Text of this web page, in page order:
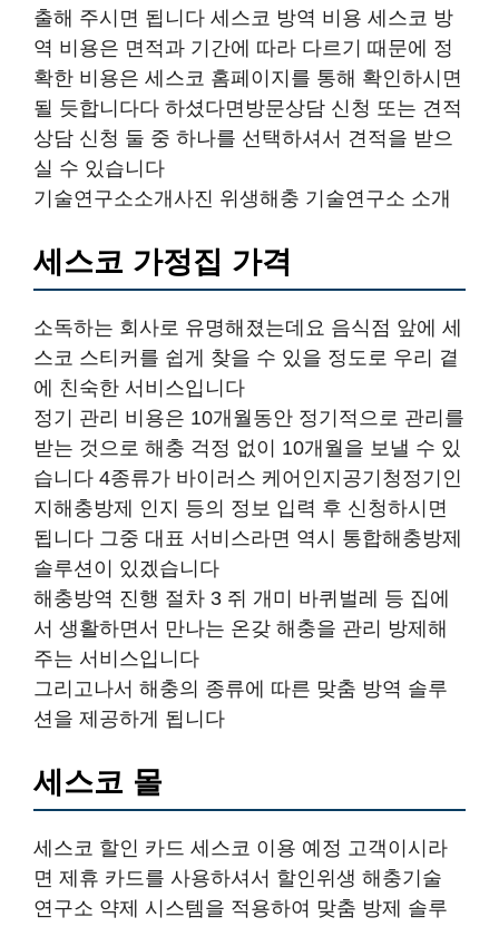
출해 주시면 됩니다 세스코 방역 비용 세스코 방
역 비용은 면적과 기간에 따라 다르기 때문에 정
확한 비용은 세스코 홈페이지를 통해 확인하시면
될 듯합니다다 하셨다면방문상담 신청 또는 견적
상담 신청 둘 중 하나를 선택하셔서 견적을 받으
실 수 있습니다
기술연구소소개사진 위생해충 기술연구소 소개
세스코 가정집 가격
소독하는 회사로 유명해졌는데요 음식점 앞에 세
스코 스티커를 쉽게 찾을 수 있을 정도로 우리 곁
에 친숙한 서비스입니다
정기 관리 비용은 10개월동안 정기적으로 관리를
받는 것으로 해충 걱정 없이 10개월을 보낼 수 있
습니다 4종류가 바이러스 케어인지공기청정기인
지해충방제 인지 등의 정보 입력 후 신청하시면
됩니다 그중 대표 서비스라면 역시 통합해충방제
솔루션이 있겠습니다
해충방역 진행 절차 3 쥐 개미 바퀴벌레 등 집에
서 생활하면서 만나는 온갖 해충을 관리 방제해
주는 서비스입니다
그리고나서 해충의 종류에 따른 맞춤 방역 솔루
션을 제공하게 됩니다
세스코 몰
세스코 할인 카드 세스코 이용 예정 고객이시라
면 제휴 카드를 사용하셔서 할인위생 해충기술
연구소 약제 시스템을 적용하여 맞춤 방제 솔루